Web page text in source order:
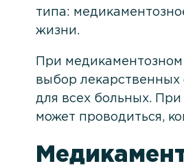
типа:
жизни.
При
выбор лекарственных
для всех больных.
может проводиться,